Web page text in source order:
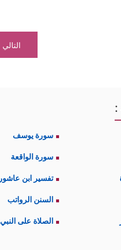
التالي
:
سورة يوسف
سورة الواقعة
تفسير ابن عاشور
السنن الرواتب
الصلاة على النبي